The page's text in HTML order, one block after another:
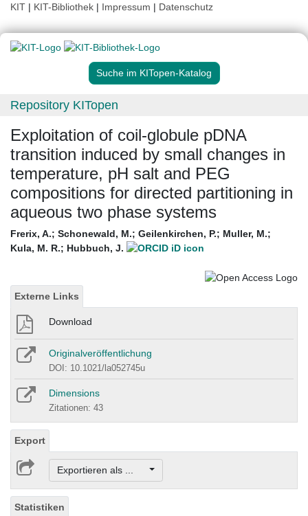
KIT | KIT-Bibliothek | Impressum | Datenschutz
Suche im KITopen-Katalog
Repository KITopen
Exploitation of coil-globule pDNA
transition induced by small changes in
temperature, pH salt and PEG
compositions for directed partitioning in
aqueous two phase systems
Frerix, A.; Schonewald, M.; Geilenkirchen, P.; Muller, M.;
Kula, M. R.; Hubbuch, J.
Externe Links
Download
Originalveröffentlichung
DOI: 10.1021/la052745u
Dimensions
Zitationen: 43
Export
Exportieren als ...
Statistiken